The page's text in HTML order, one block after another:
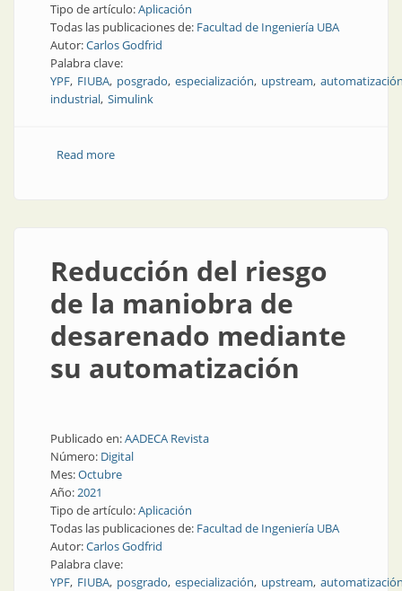
Tipo de artículo:Aplicación
Todas las publicaciones de: Facultad de Ingeniería UBA
Autor:Carlos Godfrid
Palabra clave:
YPF FIUBA posgrado especialización upstream
industrial Simulink
Read moreabout Automatización y control de un separador
Reducción del riesgo
de la maniobra de
desarenado mediante
su automatización
Publicado en:AADECA Revista
Número: Digital
Mes:Octubre
Año:2021
Tipo de artículo:Aplicación
Todas las publicaciones de: Facultad de Ingeniería UBA
Autor:Carlos Godfrid
Palabra clave:
YPF FIUBA posgrado especialización upstream